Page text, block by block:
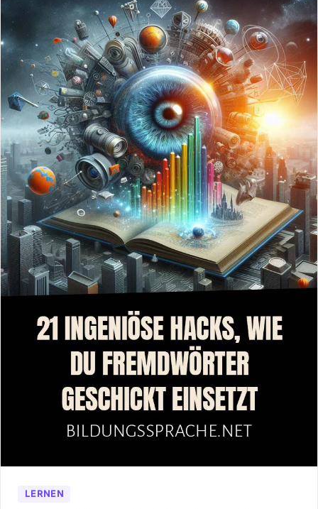
LERNEN